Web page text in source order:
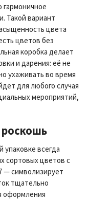
гармоничное
Такой вариант
цвета
цветов без
коробка делает
и дарения: её не
ухаживать во время
для любого случая
мероприятий,
всегда
сортовых цветов с
— символизирует
тщательно
оформления